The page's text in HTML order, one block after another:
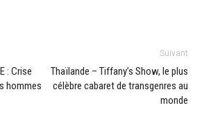
: Crise
hommes
Suivant
Thaïlande – Tiffany’s Show, le plus
célèbre cabaret de transgenres au
monde